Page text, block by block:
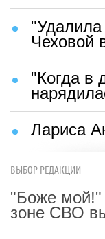
"Удалила
Чеховой
"Когда в
Лариса
ВЫБОР РЕДАКЦИИ
"Боже мой!"
зоне СВО